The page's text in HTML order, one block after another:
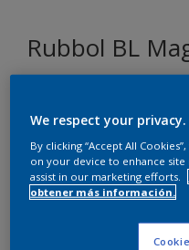
Rubbol BL
Tamaño
We respect your privacy.
By clicking “Accept All
on your device to enhance site
assist in our marketing efforts.
obtener más información.